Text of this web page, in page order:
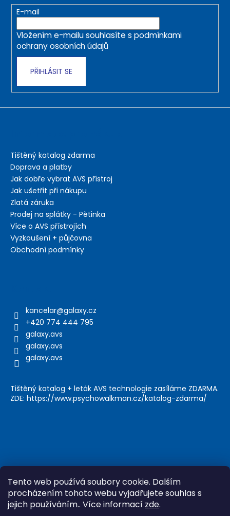
Tento web používá soubory cookie. Dalším
procházením tohoto webu vyjadřujete souhlas s
jejich používáním.. Více informací zde.
E-mail
Vložením e-mailu souhlasíte s podmínkami
ochrany osobních údajů
PŘIHLÁSIT SE
Tištěný katalog zdarma
Doprava a platby
Jak dobře vybrat AVS přístroj
Jak ušetřit při nákupu
Zlatá záruka
Prodej na splátky - Pětinka
Více o AVS přístrojích
Vyzkoušení + půjčovna
Obchodní podmínky
kancelar@galaxy.cz
+420 774 444 795
galaxy.avs
galaxy.avs
galaxy.avs
Tištěný katalog + leták AVS technologie zasíláme ZDARMA.
ZDE: https://www.psychowalkman.cz/katalog-zdarma/